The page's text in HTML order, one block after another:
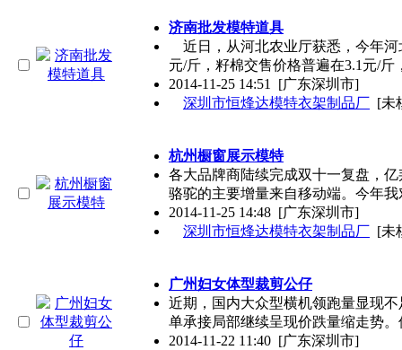
济南批发模特道具
近日，从河北农业厅获悉，今年河
元/斤，籽棉交售价格普遍在3.1元/斤
2014-11-25 14:51 [广东深圳市]
深圳市恒烽达模特衣架制品厂 [未
杭州橱窗展示模特
各大品牌商陆续完成双十一复盘，
骆驼的主要增量来自移动端。今年我
2014-11-25 14:48 [广东深圳市]
深圳市恒烽达模特衣架制品厂 [未
广州妇女体型裁剪公仔
近期，国内大众型横机领跑量显现
单承接局部继续呈现价跌量缩走势。
2014-11-22 11:40 [广东深圳市]